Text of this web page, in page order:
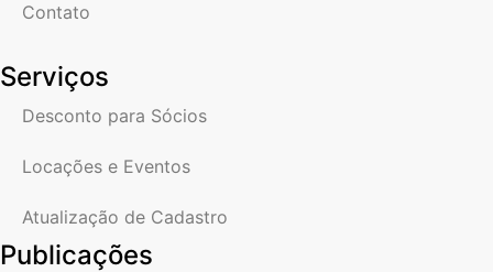
Contato
Serviços
Desconto para Sócios
Locações e Eventos
Atualização de Cadastro
Publicações